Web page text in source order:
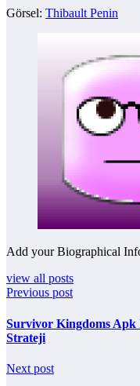
Görsel: Thibault Penin
Add your Biographical
view all posts
Previous post
Survivor Kingdoms Apk
Strateji
Next post